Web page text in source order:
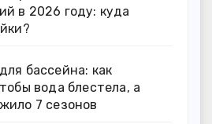
в 2026 году: куда
бассейна: как
вода блестела, а
7 сезонов